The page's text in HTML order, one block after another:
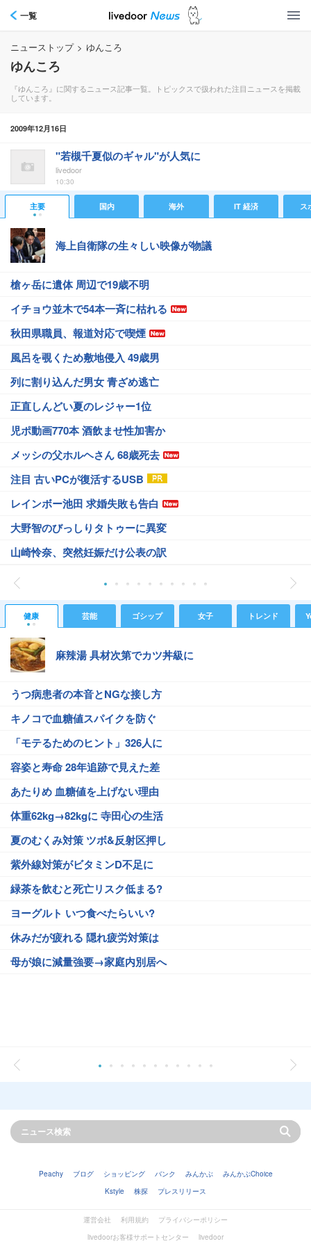
一覧
ニューストップ > ゆんころ
ゆんころ
『ゆんころ』に関するニュース記事一覧。トピックスで扱われた注目ニュースを掲載
しています。
2009年12月16日
"若槻千夏似のギャル"が人気に
livedoor
10:30
主要 国内 海外 IT 経済 ス
海上自衛隊の生々しい映像が物議
槍ヶ岳に遺体 周辺で19歳不明
イチョウ並木で54本一斉に枯れる
秋田県職員、報道対応で喫煙
風呂を覗くため敷地侵入 49歳男
列に割り込んだ男女 青ざめ逃亡
正直しんどい夏のレジャー1位
児ポ動画770本 酒飲ませ性加害か
メッシの父ホルヘさん 68歳死去
注目 古いPCが復活するUSB
レインボー池田 求婚失敗も告白
大野智のびっしりタトゥーに異変
山崎怜奈、突然妊娠だけ公表の訳
健康 芸能 ゴシップ 女子 トレンド
麻辣湯 具材次第でカツ丼級に
うつ病患者の本音とNGな接し方
キノコで血糖値スパイクを防ぐ
「モテるためのヒント」326人に
容姿と寿命 28年追跡で見えた差
あたりめ 血糖値を上げない理由
体重62kg→82kgに 寺田心の生活
夏のむくみ対策 ツボ&反射区押し
紫外線対策がビタミンD不足に
緑茶を飲むと死亡リスク低まる?
ヨーグルト いつ食べたらいい?
休みだが疲れる 隠れ疲労対策は
母が娘に減量強要→家庭内別居へ
Peachy ブログ ショッピング バンク みんかぶ
みんかぶChoice
Kstyle
株探 プレスリリース
運営会社 利用規約
プライバシーポリシー
livedoorお客様サポートセンター
livedoor